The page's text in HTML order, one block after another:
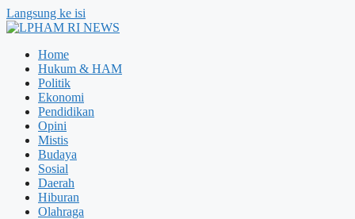
Langsung ke isi
Home
Hukum & HAM
Politik
Ekonomi
Pendidikan
Opini
Mistis
Budaya
Sosial
Daerah
Hiburan
Olahraga